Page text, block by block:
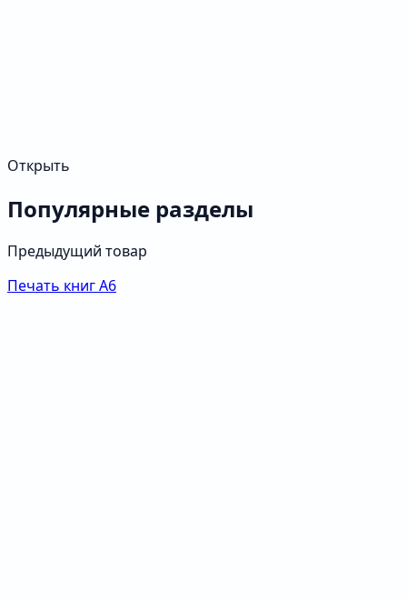
Открыть
Популярные разделы
Предыдущий товар
Печать книг А6